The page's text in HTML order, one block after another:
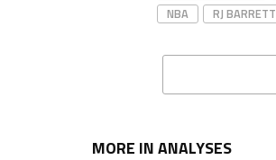
NBA
RJ BARRETT
MORE IN ANALYSES